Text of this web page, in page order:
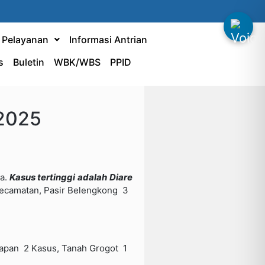
Informasi Antrian
Buletin WBK/WBS PPID
Kasustertinggi adalah Diare
Pasir Belengkong 3
2 Kasus, Tanah Grogot 1